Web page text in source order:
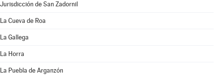
Jurisdicción de San Zadornil
La Cueva de Roa
La Gallega
La Horra
La Puebla de Arganzón